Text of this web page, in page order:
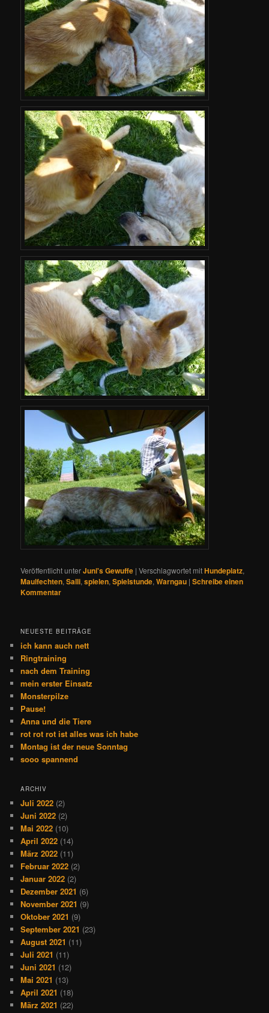
Veröffentlicht unterJuni's Gewuffe |Verschlagwortet mitHundeplatz,
Maulfechten,Salli,spielen,Spielstunde,Warngau |Schreibe einen
Kommentar
NEUESTE BEITRÄGE
ich kann auch nett
Ringtraining
nach dem Training
mein erster Einsatz
Monsterpilze
Pause!
Anna und die Tiere
rot rot rot ist alles was ich habe
Montag ist der neue Sonntag
sooo spannend
ARCHIV
Juli 2022 (2)
Juni 2022 (2)
Mai 2022 (10)
April 2022 (14)
März 2022 (11)
Februar 2022 (2)
Januar 2022 (2)
Dezember 2021 (6)
November 2021 (9)
Oktober 2021 (9)
September 2021 (23)
August 2021 (11)
Juli 2021 (11)
Juni 2021 (12)
Mai 2021 (13)
April 2021 (18)
März 2021 (22)